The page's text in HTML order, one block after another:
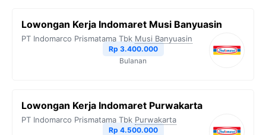
Lowongan Kerja Indomaret Musi Banyuasin
PT Indomarco Prismatama Tbk Musi Banyuasin
Rp 3.400.000
Bulanan
Lowongan Kerja Indomaret Purwakarta
PT Indomarco Prismatama Tbk Purwakarta
Rp 4.500.000